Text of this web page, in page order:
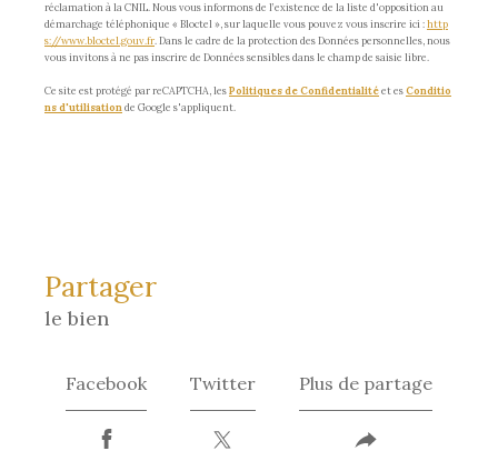
réclamation à la CNIL. Nous vous informons de l’existence de la liste d'opposition au
démarchage téléphonique « Bloctel », sur laquelle vous pouvez vous inscrire ici :http
s://www.bloctel.gouv.fr . Dans le cadre de la protection des Données personnelles, nous
vous invitons à ne pas inscrire de Données sensibles dans le champ de saisie libre.
Ce site est protégé par reCAPTCHA, lesPolitiques de Confidentialitéet esConditio
ns d'utilisation de Google s'appliquent.
partager
le bien
Facebook Twitter Plus de partage